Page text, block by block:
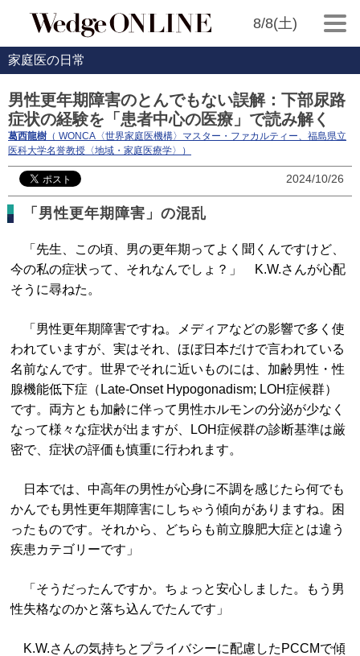
8/8(土)
家庭医の日常
男性更年期障害のとんでもない誤解：下部尿路
症状の経験を「患者中心の医療」で読み解く
葛西龍樹 （ WONCA〈世界家庭医機構〉マスター・ファカルティー、福島県立
医科大学名誉教授〈地域・家庭医療学〉）
2024/10/26
「男性更年期障害」の混乱
「先生、この頃、男の更年期ってよく聞くんですけど、
今の私の症状って、それなんでしょ？」 K.W.さんが心配
そうに尋ねた。
「男性更年期障害ですね。メディアなどの影響で多く使
われていますが、実はそれ、ほぼ日本だけで言われている
名前なんです。世界でそれに近いものには、加齢男性・性
腺機能低下症（Late-Onset Hypogonadism; LOH症候群）
です。両方とも加齢に伴って男性ホルモンの分泌が少なく
なって様々な症状が出ますが、LOH症候群の診断基準は厳
密で、症状の評価も慎重に行われます。
日本では、中高年の男性が心身に不調を感じたら何でも
かんでも男性更年期障害にしちゃう傾向がありますね。困
ったものです。それから、どちらも前立腺肥大症とは違う
疾患カテゴリーです」
「そうだったんですか。ちょっと安心しました。もう男
性失格なのかと落ち込んでたんです」
K.W.さんの気持ちとプライバシーに配慮したPCCMで傾